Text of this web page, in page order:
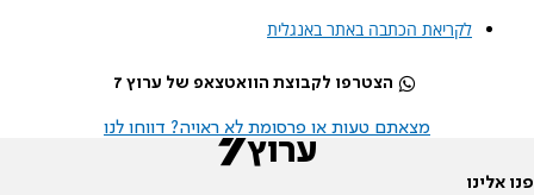
לקריאת הכתבה באתר באנגלית
הצטרפו לקבוצת הוואטצאפ של ערוץ 7
מצאתם טעות או פרסומת לא ראויה? דווחו לנו
פנו אלינו